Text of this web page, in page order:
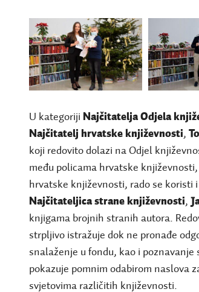
U kategoriji Najčitatelja Odjela
Najčitatelj hrvatske književnosti,
koji redovito dolazi na Odjel
među policama hrvatske
hrvatske književnosti, rado se koristi
Najčitateljica strane književnosti,
knjigama brojnih stranih autora.
strpljivo istražuje dok ne pronađe
snalaženje u fondu, kao i
pokazuje pomnim odabirom naslova
svjetovima različitih književnosti.